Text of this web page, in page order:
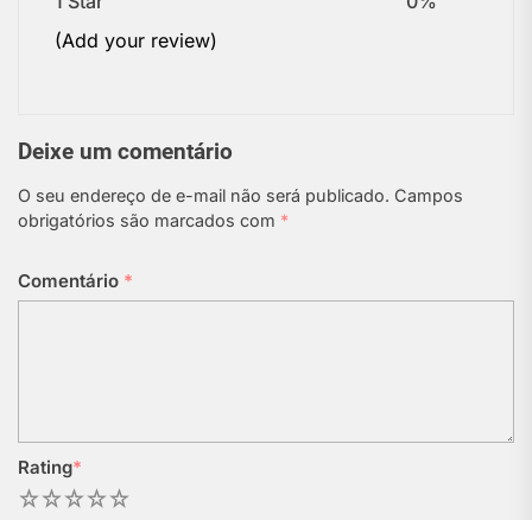
(Add your review)
Deixe um comentário
O seu endereço de e-mail não será publicado. Campos
obrigatórios são marcados com *
Comentário *
Rating*
5
4
3
2